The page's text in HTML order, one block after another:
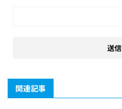
関連記事